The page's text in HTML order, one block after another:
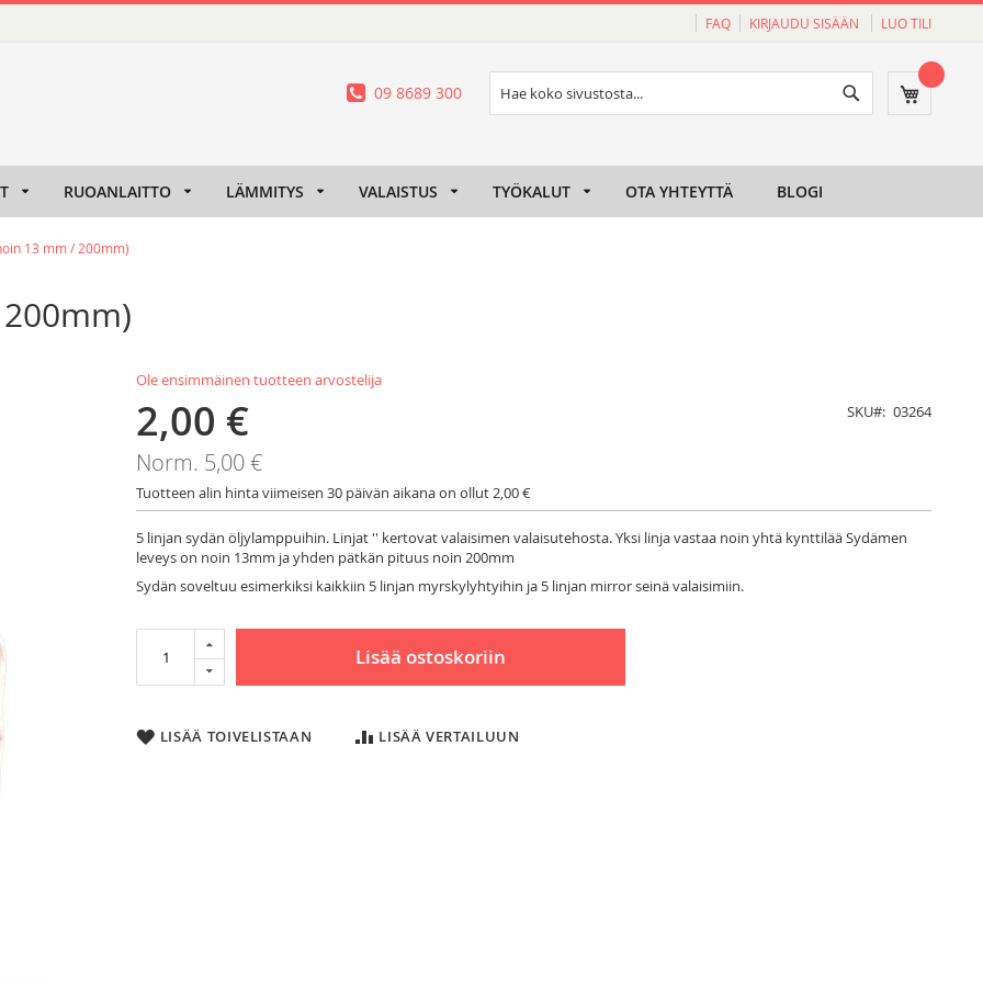
FAQ KIRJAUDU SISÄÄN LUO TILI
Ostoskori
Haku
09 8689 300
RUOANLAITTO LÄMMITYS VALAISTUS TYÖKALUT OTA YHTEYTTÄ BLOGI
13 mm / 200mm)
Ole ensimmäinen tuotteen arvostelija
Tarjoushinta
2,00 €
Norm. 5,00 €
Tuotteen alin hinta viimeisen 30 päivän aikana on ollut 2,00 €
SKU 03264
5 linjan sydän öljylamppuihin. Linjat '' kertovat valaisimen valaisutehosta. Yksi linja vastaa noin yhtä kynttilää Sydämen
leveys on noin 13mm ja yhden pätkän pituus noin 200mm
Sydän soveltuu esimerkiksi kaikkiin 5 linjan myrskylyhtyihin ja 5 linjan mirror seinä valaisimiin.
Lisää ostoskoriin
LISÄÄ TOIVELISTAAN LISÄÄ VERTAILUUN